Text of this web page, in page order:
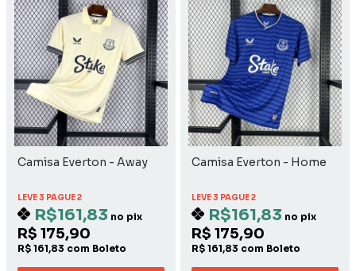
Camisa Everton - Away
LEVE 3 PAGUE 2
R$161,83 no pix
R$ 175,90
R$ 161,83 com Boleto
Camisa Everton - Home
LEVE 3 PAGUE 2
R$161,83 no pix
R$ 175,90
R$ 161,83 com Boleto